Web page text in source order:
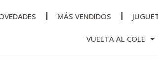
MÁS VENDIDOS
VUELTA AL COLE